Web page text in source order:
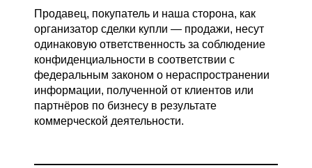
Продавец, покупатель и наша сторона, как
организатор сделки купли — продажи, несут
одинаковую ответственность за соблюдение
конфиденциальности в соответствии с
федеральным законом о нераспространении
информации, полученной от клиентов или
партнёров по бизнесу в результате
коммерческой деятельности.